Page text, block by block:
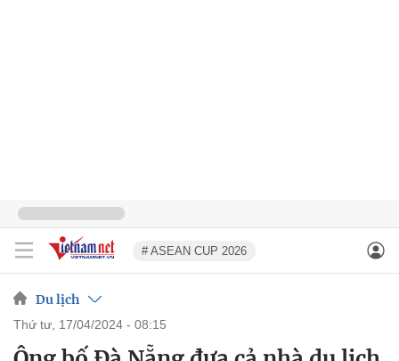
# ASEAN CUP 2026
Du lịch
thứ tư, 17/04/2024 - 08:15